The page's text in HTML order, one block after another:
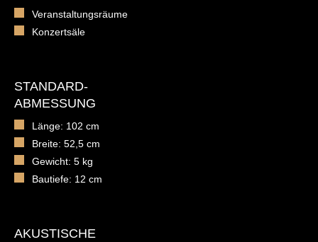
Veranstaltungsräume
Konzertsäle
STANDARD-
ABMESSUNG
Länge: 102 cm
Breite: 52,5 cm
Gewicht: 5 kg
Bautiefe: 12 cm
AKUSTISCHE